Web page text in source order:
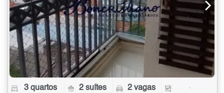
3 quartos 2 suítes 2 vagas -